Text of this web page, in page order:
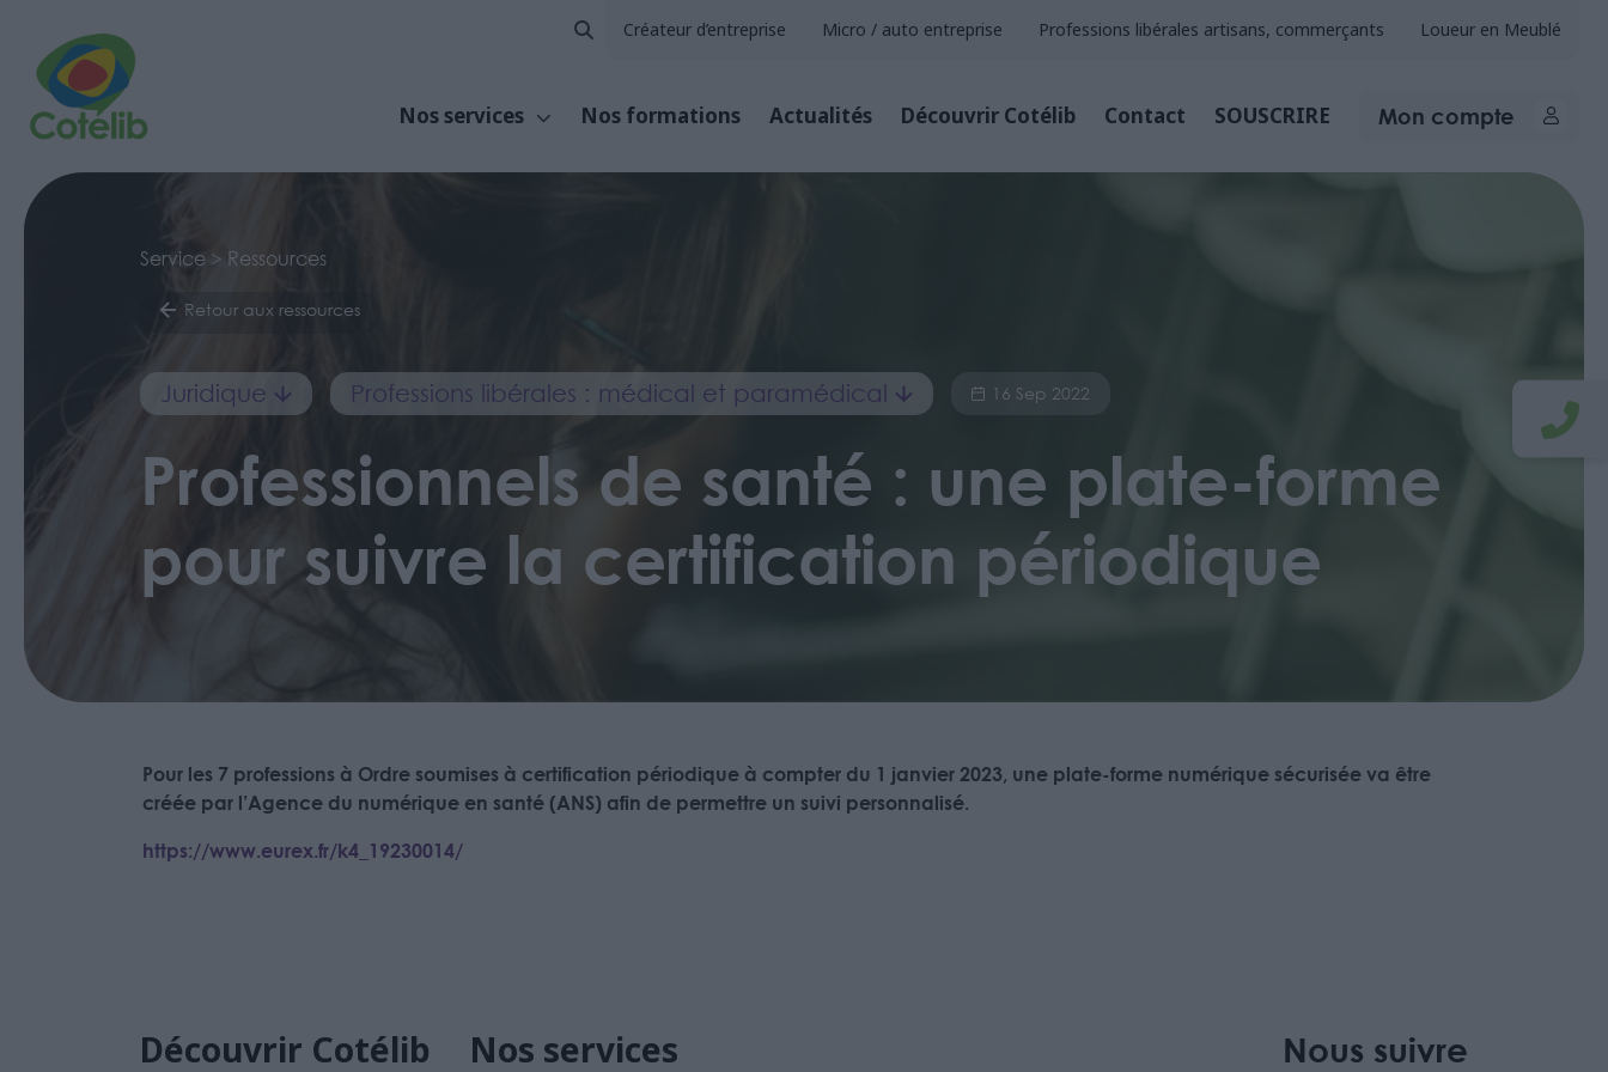
Créateur d’entreprise Micro / auto entreprise Professions libérales artisans, commerçants Loueur en Meublé
Nos services Nos formations Actualités Découvrir Cotélib Contact SOUSCRIRE Mon compte
Service > Ressources
Retour aux ressources
Juridique Professions libérales : médical et paramédical 16 Sep 2022
Professionnels de santé : une plate-forme
pour suivre la certification périodique
Pour les 7 professions à Ordre soumises à certification périodique à compter du 1 janvier 2023, une plate-forme numérique sécurisée va être
créée par l’Agence du numérique en santé (ANS) afin de permettre un suivi personnalisé.
https://www.eurex.fr/k4_19230014/
Découvrir Cotélib Nos services Nous suivre